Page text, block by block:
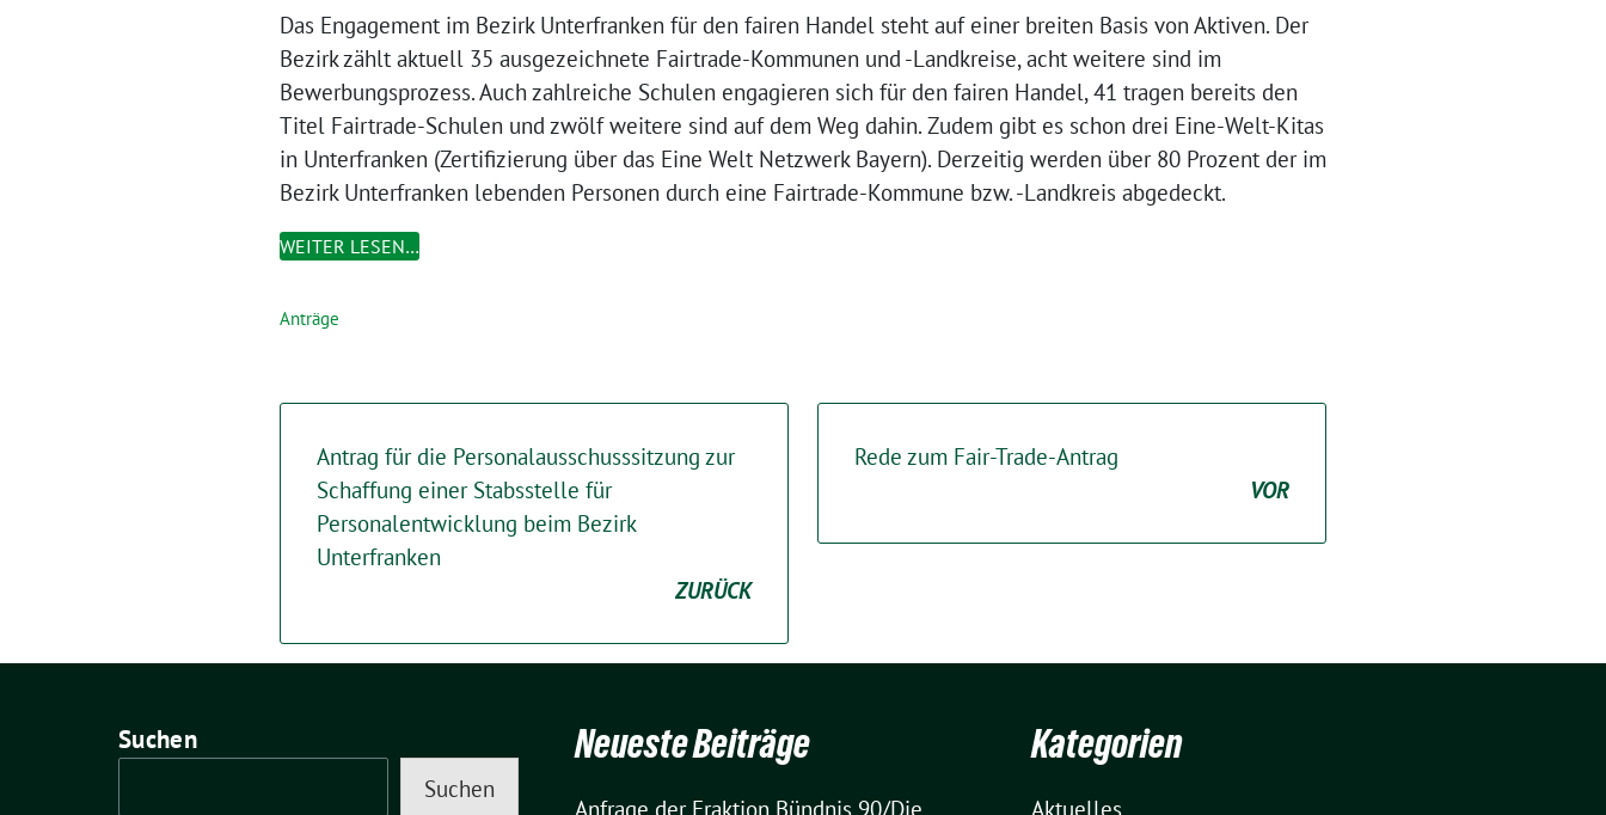
Das Engagement im Bezirk Unterfranken für den fairen Handel steht auf einer breiten Basis von Aktiven. Der
Bezirk zählt aktuell 35 ausgezeichnete Fairtrade-Kommunen und -Landkreise, acht weitere sind im
Bewerbungsprozess. Auch zahlreiche Schulen engagieren sich für den fairen Handel, 41 tragen bereits den
Titel Fairtrade-Schulen und zwölf weitere sind auf dem Weg dahin. Zudem gibt es schon drei Eine-Welt-Kitas
in Unterfranken (Zertifizierung über das Eine Welt Netzwerk Bayern). Derzeitig werden über 80 Prozent der im
Bezirk Unterfranken lebenden Personen durch eine Fairtrade-Kommune bzw. -Landkreis abgedeckt.
WEITER LESEN…
Anträge
Antrag für die Personalausschusssitzung zur
Schaffung einer Stabsstelle für
Personalentwicklung beim Bezirk
Unterfranken
ZURÜCK
Rede zum Fair-Trade-Antrag
VOR
Suchen
Suchen
Neueste Beiträge
Anfrage der Fraktion Bündnis 90/Die
Kategorien
Aktuelles